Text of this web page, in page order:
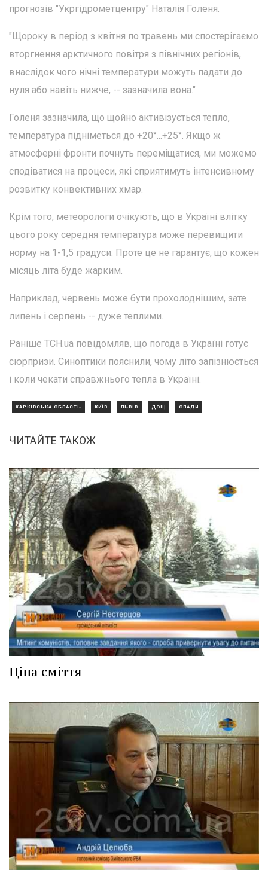
прогнозів "Укргідрометцентру" Наталія Голеня.
"Щороку в період з квітня по травень ми спостерігаємо
вторгнення арктичного повітря з північних регіонів,
внаслідок чого нічні температури можуть падати до
нуля або навіть нижче, -- зазначила вона."
Голеня зазначила, що щойно активізується тепло,
температура підніметься до +20°...+25°. Якщо ж
атмосферні фронти почнуть переміщатися, ми можемо
сподіватися на процеси, які сприятимуть інтенсивному
розвитку конвективних хмар.
Крім того, метеорологи очікують, що в Україні влітку
цього року середня температура може перевищити
норму на 1-1,5 градуси. Проте це не гарантує, що кожен
місяць літа буде жарким.
Наприклад, червень може бути прохолоднішим, зате
липень і серпень -- дуже теплими.
Раніше ТСН.ua повідомляв, що погода в Україні готує
сюрпризи. Синоптики пояснили, чому літо запізнюється
і коли чекати справжнього тепла в Україні.
ХАРКІВСЬКА ОБЛАСТЬ КИЇВ ЛЬВІВ ДОЩ ОПАДИ
ЧИТАЙТЕ ТАКОЖ
Ціна сміття